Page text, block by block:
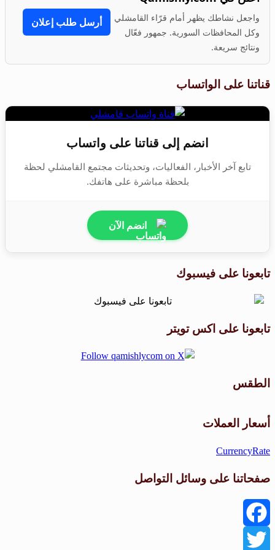
واجعل نشاطك يظهر أمام قرّاء القامشلي
وكل المحافظات السورية. جمهور فعّال
ونتائج سريعة.
أرسل طلب إعلان
قناتنا على الواتساب
انضم إلى قناتنا على واتساب
تابع آخر الأخبار، الفعاليات، وتحديثات مجتمع القامشلي لحظة
بلحظة مباشرة على هاتفك.
انضم الآن
تابعونا على فيسبوك
تابعونا على اكس تويتر
الطقس
أسعار العملات
CurrencyRate
صفحاتنا على وسائل التواصل
Facebook